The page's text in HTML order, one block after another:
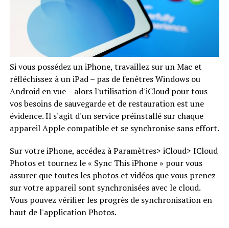
Si vous possédez un iPhone, travaillez sur un Mac et
réfléchissez à un iPad – pas de fenêtres Windows ou
Android en vue – alors l'utilisation d'iCloud pour tous
vos besoins de sauvegarde et de restauration est une
évidence. Il s'agit d'un service préinstallé sur chaque
appareil Apple compatible et se synchronise sans effort.
Sur votre iPhone, accédez à Paramètres> iCloud> ICloud
Photos et tournez le « Sync This iPhone » pour vous
assurer que toutes les photos et vidéos que vous prenez
sur votre appareil sont synchronisées avec le cloud.
Vous pouvez vérifier les progrès de synchronisation en
haut de l'application Photos.